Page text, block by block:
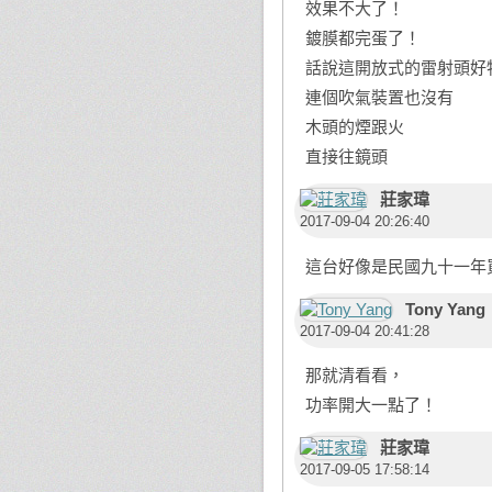
效果不大了！
鍍膜都完蛋了！
話說這開放式的雷射頭好
連個吹氣裝置也沒有
木頭的煙跟火
直接往鏡頭
莊家瑋
2017-09-04 20:26:40
這台好像是民國九十一年
Tony Yang
2017-09-04 20:41:28
那就清看看，
功率開大一點了！
莊家瑋
2017-09-05 17:58:14